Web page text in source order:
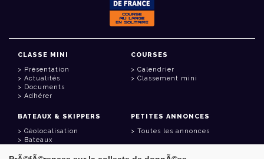
CLASSE MINI
Présentation
Actualités
Documents
Adhérer
COURSES
Calendrier
Classement mini
BATEAUX & SKIPPERS
Géolocalisation
Bateaux
PETITES ANNONCES
Toutes les annonces